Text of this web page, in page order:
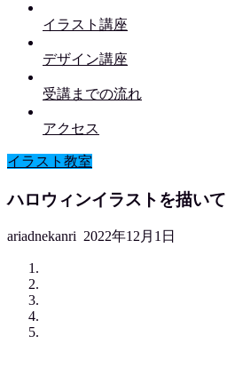
イラスト講座
デザイン講座
受講までの流れ
アクセス
イラスト教室
ハロウィンイラストを描い
ariadnekanri 2022年12月1日